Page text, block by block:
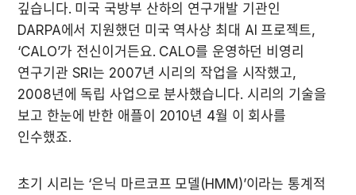
깊습니다. 미국 국방부 산하의 연구개발 기관인
DARPA에서 지원했던 미국 역사상 최대 AI 프로젝트,
‘CALO’가 전신이거든요. CALO를 운영하던 비영리
연구기관 SRI는 2007년 시리의 작업을 시작했고,
2008년에 독립 사업으로 분사했습니다. 시리의 기술을
보고 한눈에 반한 애플이 2010년 4월 이 회사를
인수했죠.
초기 시리는 ‘은닉 마르코프 모델(HMM)’이라는 통계적